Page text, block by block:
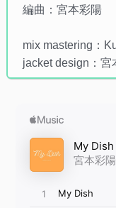
編曲：宮本彩陽
mix mastering：
jacket design：宮